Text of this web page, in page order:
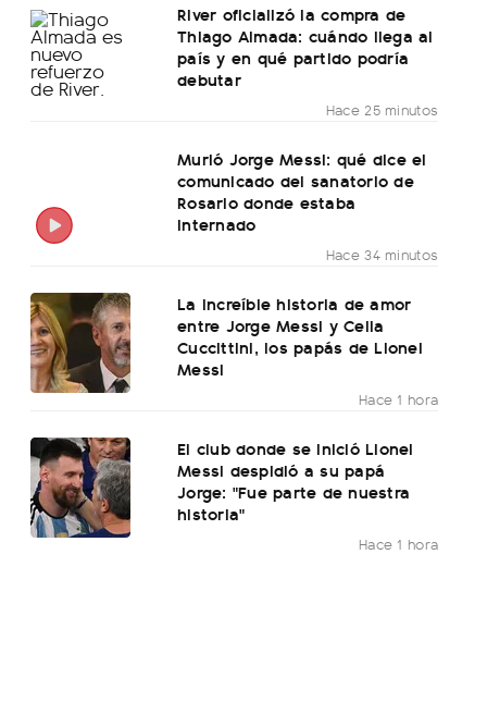
River oficializó la compra de
Thiago Almada: cuándo llega al
país y en qué partido podría
debutar
Hace 25 minutos
Murió Jorge Messi: qué dice el
comunicado del sanatorio de
Rosario donde estaba
internado
Hace 34 minutos
La increíble historia de amor
entre Jorge Messi y Celia
Cuccittini, los papás de Lionel
Messi
Hace 1 hora
El club donde se inició Lionel
Messi despidió a su papá
Jorge: "Fue parte de nuestra
historia"
Hace 1 hora